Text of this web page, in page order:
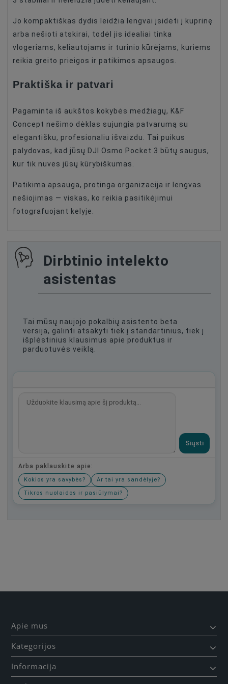
Jo kompaktiškas dydis leidžia lengvai įsidėti į kuprinę
arba nešioti atskirai, todėl jis idealiai tinka
vlogeriams, keliautojams ir turinio kūrėjams, kuriems
reikia greito prieigos ir patikimos apsaugos.
Praktiška ir patvari
Pagaminta iš aukštos kokybės medžiagų, K&F
Concept nešimo dėklas sujungia patvarumą su
elegantišku, profesionaliu išvaizdu. Tai puikus
palydovas, kad jūsų DJI Osmo Pocket 3 būtų saugus,
kur tik nuves jūsų kūrybiškumas.
Patikima apsauga, protinga organizacija ir lengvas
nešiojimas — viskas, ko reikia pasitikėjimui
fotografuojant kelyje.
Dirbtinio intelekto
asistentas
Tai mūsų naujojo pokalbių asistento beta
versija, galinti atsakyti tiek į standartinius, tiek į
išplėstinius klausimus apie produktus ir
parduotuvės veiklą.
Siųsti
Arba paklauskite apie:
Kokios yra savybės?
Ar tai yra sandėlyje?
Tikros nuolaidos ir pasiūlymai?
Apie mus
Kategorijos
Informacija